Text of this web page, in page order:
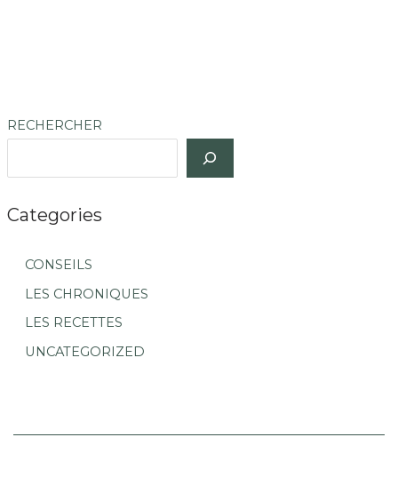
RECHERCHER
Categories
CONSEILS
LES CHRONIQUES
LES RECETTES
UNCATEGORIZED